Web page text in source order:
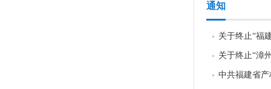
通知
关于终止“福
关于终止“漳
中共福建省